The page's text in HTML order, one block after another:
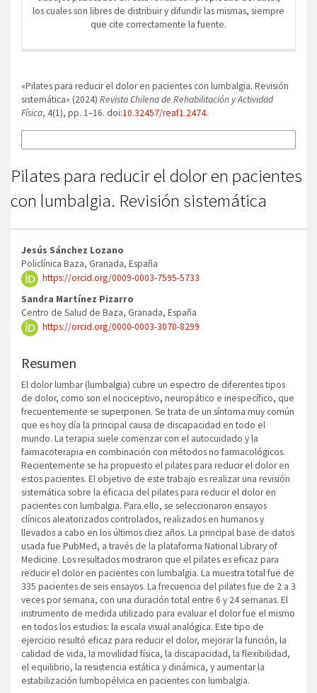
los cuales son libres de distribuir y difundir las mismas, siempre
que cite correctamente la fuente.
«Pilates para reducir el dolor en pacientes con lumbalgia. Revisión
sistemática» (2024) Revista Chilena de Rehabilitación y Actividad
Física, 4(1), pp. 1–16. doi:10.32457/reaf1.2474.
Pilates para reducir el dolor en pacientes
con lumbalgia. Revisión sistemática
Contenido
principal
del
artículo
Jesús Sánchez Lozano
Policlínica Baza, Granada, España
https://orcid.org/0009-0003-7595-5733
Sandra Martínez Pizarro
Centro de Salud de Baza, Granada, España
https://orcid.org/0000-0003-3070-8299
Resumen
El dolor lumbar (lumbalgia) cubre un espectro de diferentes tipos
de dolor, como son el nociceptivo, neuropático e inespecífico, que
frecuentemente se superponen. Se trata de un síntoma muy común
que es hoy día la principal causa de discapacidad en todo el
mundo. La terapia suele comenzar con el autocuidado y la
farmacoterapia en combinación con métodos no farmacológicos.
Recientemente se ha propuesto el pilates para reducir el dolor en
estos pacientes. El objetivo de este trabajo es realizar una revisión
sistemática sobre la eficacia del pilates para reducir el dolor en
pacientes con lumbalgia. Para ello, se seleccionaron ensayos
clínicos aleatorizados controlados, realizados en humanos y
llevados a cabo en los últimos diez años. La principal base de datos
usada fue PubMed, a través de la plataforma National Library of
Medicine. Los resultados mostraron que el pilates es eficaz para
reducir el dolor en pacientes con lumbalgia. La muestra total fue de
335 pacientes de seis ensayos. La frecuencia del pilates fue de 2 a 3
veces por semana, con una duración total entre 6 y 24 semanas. El
instrumento de medida utilizado para evaluar el dolor fue el mismo
en todos los estudios: la escala visual analógica. Este tipo de
ejercicio resultó eficaz para reducir el dolor, mejorar la función, la
calidad de vida, la movilidad física, la discapacidad, la flexibilidad,
el equilibrio, la resistencia estática y dinámica, y aumentar la
estabilización lumbopélvica en pacientes con lumbalgia.